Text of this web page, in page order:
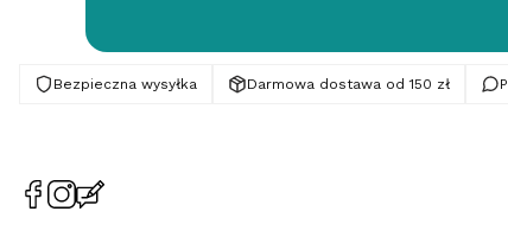
Bezpieczna wysyłka Darmowa dostawa od 150 zł
(Otwiera
(Otwiera
(Otwiera